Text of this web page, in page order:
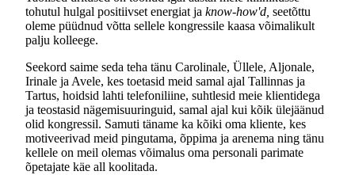
tohutul hulgal positiivset energiat ja know-how'd, seetõttu
oleme püüdnud võtta sellele kongressile kaasa võimalikult
palju kolleege.
Seekord saime seda teha tänu Carolinale, Üllele, Aljonale,
Irinale ja Avele, kes toetasid meid samal ajal Tallinnas ja
Tartus, hoidsid lahti telefoniliine, suhtlesid meie klientidega
ja teostasid nägemisuuringuid, samal ajal kui kõik ülejäänud
olid kongressil. Samuti täname ka kõiki oma kliente, kes
motiveerivad meid pingutama, õppima ja arenema ning tänu
kellele on meil olemas võimalus oma personali parimate
õpetajate käe all koolitada.